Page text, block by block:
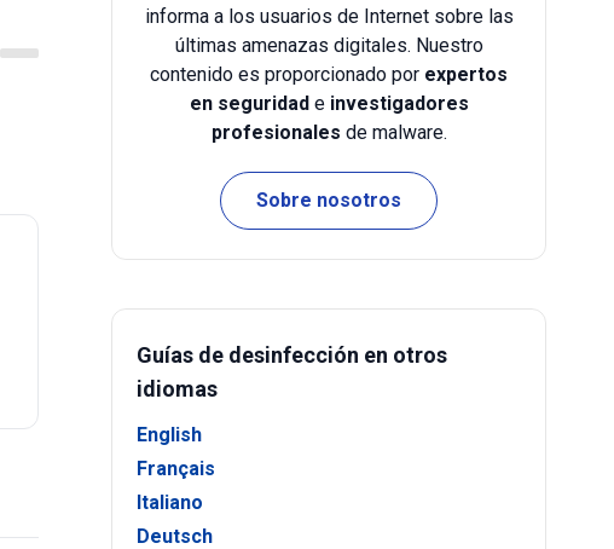
informa a los usuarios de Internet sobre las
últimas amenazas digitales. Nuestro
contenido es proporcionado por expertos
en seguridade investigadores
profesionales de malware.
Sobre nosotros
Guías de desinfección en otros
idiomas
English
Français
Italiano
Deutsch